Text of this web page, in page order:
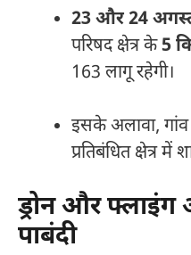
23 और 24
परिषद क्षेत्र के5
163 लागू रहेगी।
इसके अलावा, गांव
प्रतिबंधित क्षेत्र में
ड्रोन और
पाबंदी